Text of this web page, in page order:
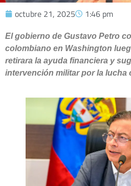
octubre 21, 2025 1:46 pm
El gobierno de Gustavo Petro
colombiano en Washington
retirara la ayuda financiera y
intervención militar por la lucha